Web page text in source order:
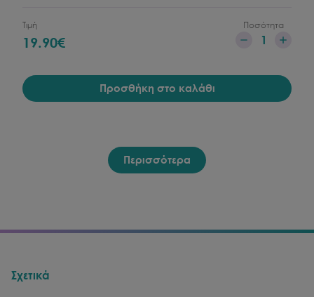
Τιμή
19.90€
Ποσότητα
1
Προσθήκη στο καλάθι
Περισσότερα
Σχετικά